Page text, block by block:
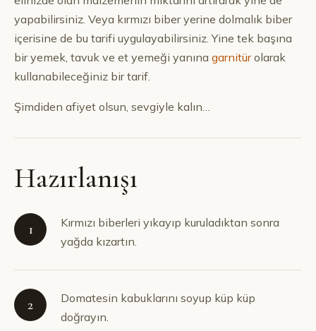
yapabilirsiniz. Veya kırmızı biber yerine dolmalık biber
içerisine de bu tarifi uygulayabilirsiniz. Yine tek başına
bir yemek, tavuk ve et yemeği yanına garnitürolarak
kullanabileceğiniz bir tarif.
Şimdiden afiyet olsun, sevgiyle kalın…
Hazırlanışı
1
Kırmızı biberleri yıkayıp kuruladıktan sonra
yağda kızartın.
2
Domatesin kabuklarını soyup küp küp
doğrayın.